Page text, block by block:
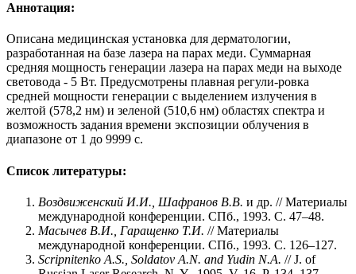
Аннотация:
Описана медицинская установка для дерматологии,
разработанная на базе лазера на парах меди. Суммарная
средняя мощность генерации лазера на парах меди на выходе
световода - 5 Вт. Предусмотрены плавная регули-ровка
средней мощности генерации с выделением излучения в
желтой (578,2 нм) и зеленой (510,6 нм) областях спектра и
возможность задания времени экспозиции облучения в
диапазоне от 1 до 9999 с.
Список литературы:
Воздвиженский И.И., Шафранов В.В. и др. // Материалы
международной конференции. СПб., 1993. С. 47–48.
Масычев В.И., Гаращенко Т.И. // Материалы
международной конференции. СПб., 1993. С. 126–127.
Scripnitenko A.S., Soldatov A.N. and Yudin N.A. // J. of